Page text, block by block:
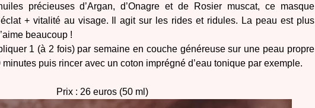
précieuses d’Argan, d’Onagre et de Rosier muscat, ce masque
+ vitalité au visage. Il agit sur les rides et ridules. La peau est plus
beaucoup !
1 (à 2 fois) par semaine en couche généreuse sur une peau propre
puis rincer avec un coton imprégné d’eau tonique par exemple.
Prix : 26 euros (50 ml)